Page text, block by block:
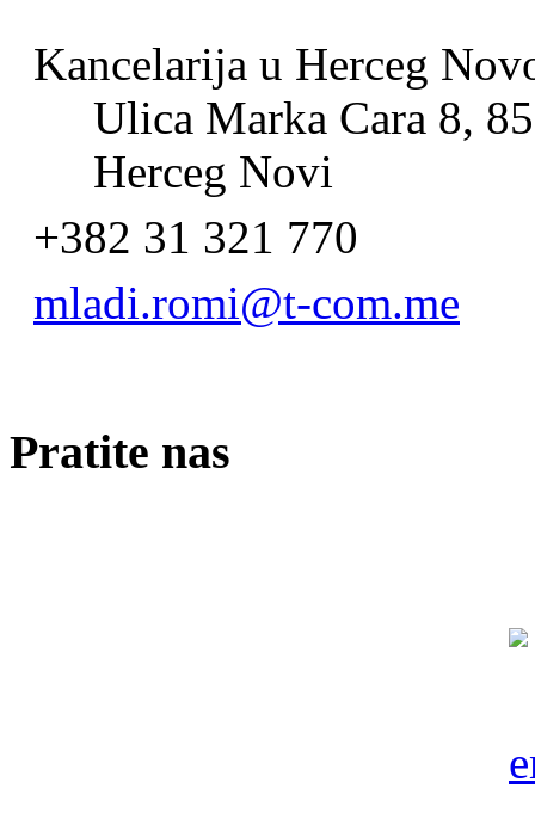
Kancelarija u Herceg
Ulica Marka Cara 8,
Herceg Novi
+382 31 321 770
mladi.romi@t-com.me
Pratite nas